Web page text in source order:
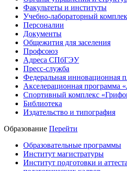
Факультеты и институты
Учебно-лабораторный
Персоналии
Документы
Общежития для заселения
Профсоюз
Адреса СПбГЭУ
Пресс-служба
Федеральная инновационная
Акселерационная программа
Спортивный комплекс
Библиотека
Издательство и типография
Образование Перейти
Образовательные программы
Институт магистратуры
Институт подготовки и